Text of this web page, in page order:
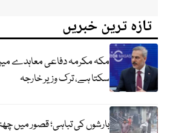
تازہ ترین خبریں
مکہ مکرمہ دفاعی معاہدے
سکتا ہے، ترک وزیر خارجہ